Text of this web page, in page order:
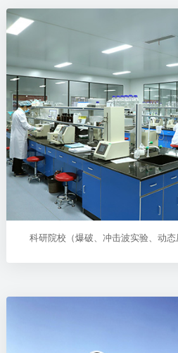
科研院校（爆破、冲击波实验、动态